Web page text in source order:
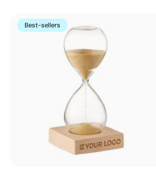
Best-sellers